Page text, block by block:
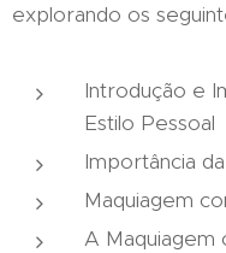
explorando os
Introdução e
Estilo Pessoal
Importância
Maquiagem
A Maquiagem